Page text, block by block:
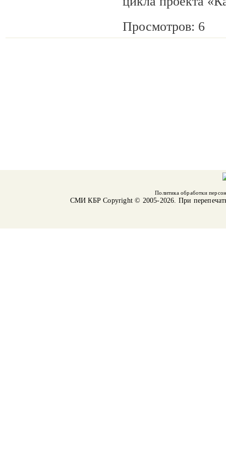
Просмотров: 6
Политика обработки
СМИ КБРCopyright © 2005-2026. При